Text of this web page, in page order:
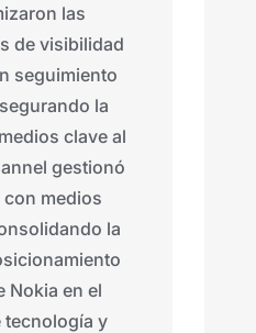
las
de visibilidad
seguimiento
la
clave al
gestionó
medios
la
Nokia en el
tecnología y